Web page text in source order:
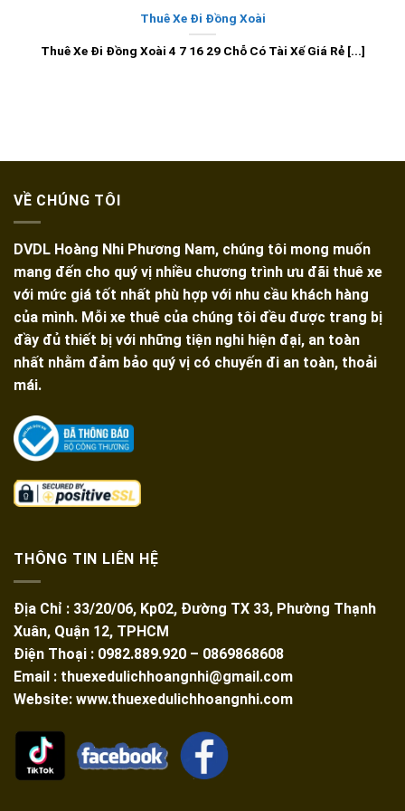
Thuê Xe Đi Đồng Xoài
Thuê Xe Đi Đồng Xoài 4 7 16 29 Chỗ Có Tài Xế Giá Rẻ [...]
VỀ CHÚNG TÔI
DVDL Hoàng Nhi Phương Nam, chúng tôi mong muốn
mang đến cho quý vị nhiều chương trình ưu đãi thuê xe
với mức giá tốt nhất phù hợp với nhu cầu khách hàng
của mình. Mỗi xe thuê của chúng tôi đều được trang bị
đầy đủ thiết bị với những tiện nghi hiện đại, an toàn
nhất nhằm đảm bảo quý vị có chuyến đi an toàn, thoải
mái.
THÔNG TIN LIÊN HỆ
Địa Chỉ : 33/20/06, Kp02, Đường TX 33, Phường Thạnh
Xuân, Quận 12, TPHCM
Điện Thoại : 0982.889.920 – 0869868608
Email : thuexedulichhoangnhi@gmail.com
Website: www.thuexedulichhoangnhi.com